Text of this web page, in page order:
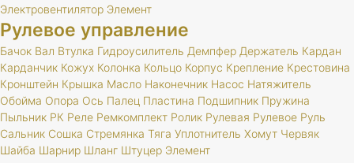
Электровентилятор Элемент
Рулевое управление
Бачок Вал Втулка Гидроусилитель Демпфер Держатель Кардан
Карданчик Кожух Колонка Кольцо Корпус Крепление Крестовина
Кронштейн Крышка Масло Наконечник Насос Натяжитель
Обойма Опора Ось Палец Пластина Подшипник Пружина
Пыльник РК Реле Ремкомплект Ролик Рулевая Рулевое Руль
Сальник Сошка Стремянка Тяга Уплотнитель Хомут Червяк
Шайба Шарнир Шланг Штуцер Элемент